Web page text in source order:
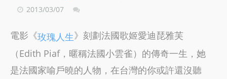
2013/03/07
電影《玫瑰人生》刻劃法國歌姬愛迪琵雅芙
（Edith Piaf，暱稱法國小雲雀）的傳奇一生，她
是法國家喻戶曉的人物，在台灣的你或許還沒聽